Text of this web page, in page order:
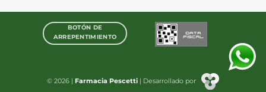
BOTÓN DE
ARREPENTIMIENTO
© 2026 | Farmacia Pescetti | Desarrollado por